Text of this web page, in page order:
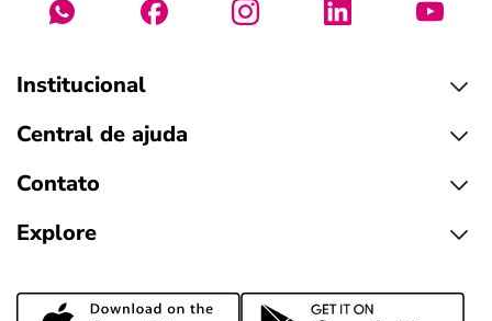
Institucional
Central de ajuda
Contato
Explore